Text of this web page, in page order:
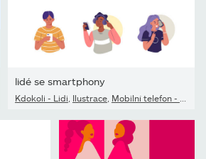
lidé se smartphony
Kdokoli - Lidi Ilustrace, Mobilní telefon - Telefon